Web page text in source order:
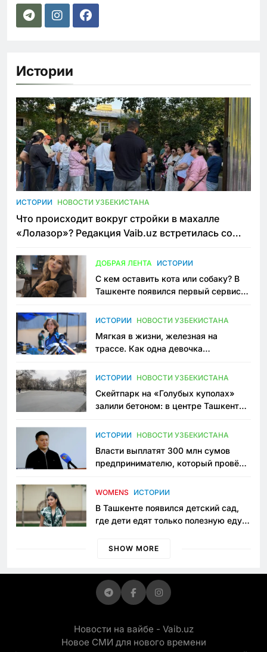
Истории
ИСТОРИИ НОВОСТИ УЗБЕКИСТАНА
Что происходит вокруг стройки в махалле
«Лолазор»? Редакция Vaib.uz встретилась со
ДОБРАЯ ЛЕНТА ИСТОРИИ
С кем оставить кота или собаку? В
Ташкенте появился первый сервис
ИСТОРИИ НОВОСТИ УЗБЕКИСТАНА
Мягкая в жизни, железная на
трассе. Как одна девочка
Узбекистане
ИСТОРИИ НОВОСТИ УЗБЕКИСТАНА
Скейтпарк на «Голубых куполах»
залили бетоном: в центре Ташкента
пространство
ИСТОРИИ НОВОСТИ УЗБЕКИСТАНА
Власти выплатят 300 млн сумов
предпринимателю, который провёл
приговору
WOMENS ИСТОРИИ
В Ташкенте появился детский сад,
где дети едят только полезную еду.
просить «кашу без сахара»
SHOW MORE
Новости на вайбе - Vaib.uz
Новое СМИ для нового времени